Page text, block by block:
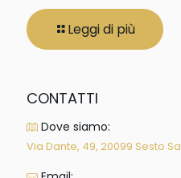
Leggi di più
CONTATTI
Dove siamo:
Via Dante, 49, 20099 Sesto